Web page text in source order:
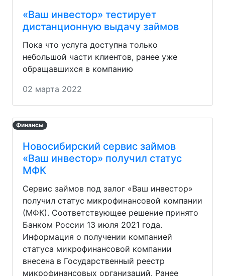
«Ваш инвестор» тестирует
дистанционную выдачу займов
Пока что услуга доступна только
небольшой части клиентов, ранее уже
обращавшихся в компанию
02 марта 2022
Финансы
Новосибирский сервис займов
«Ваш инвестор» получил статус
МФК
Сервис займов под залог «Ваш инвестор»
получил статус микрофинансовой компании
(МФК). Соответствующее решение принято
Банком России 13 июля 2021 года.
Информация о получении компанией
статуса микрофинансовой компании
внесена в Государственный реестр
микрофинансовых организаций. Ранее